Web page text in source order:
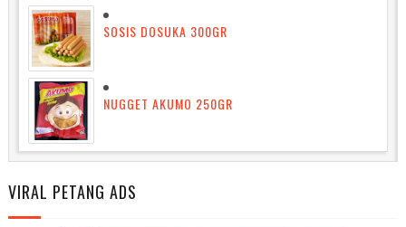
SOSIS DOSUKA 300GR
NUGGET AKUMO 250GR
VIRAL PETANG ADS